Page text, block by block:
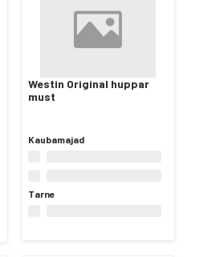
Westin Original huppar
must
Kaubamajad
Tarne